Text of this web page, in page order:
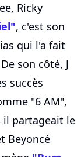
Ricky
, c'est son
qui l'a fait
son côté, J
succès
"6 AM",
il partageait le
Beyoncé